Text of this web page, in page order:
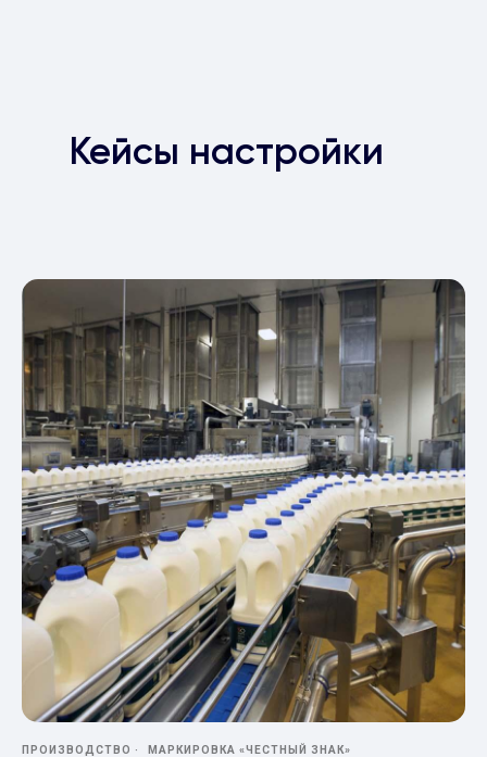
Кейсы настройки
Честный знак
ПРОИЗВОДСТВО МАРКИРОВКА «ЧЕСТНЫЙ ЗНАК»